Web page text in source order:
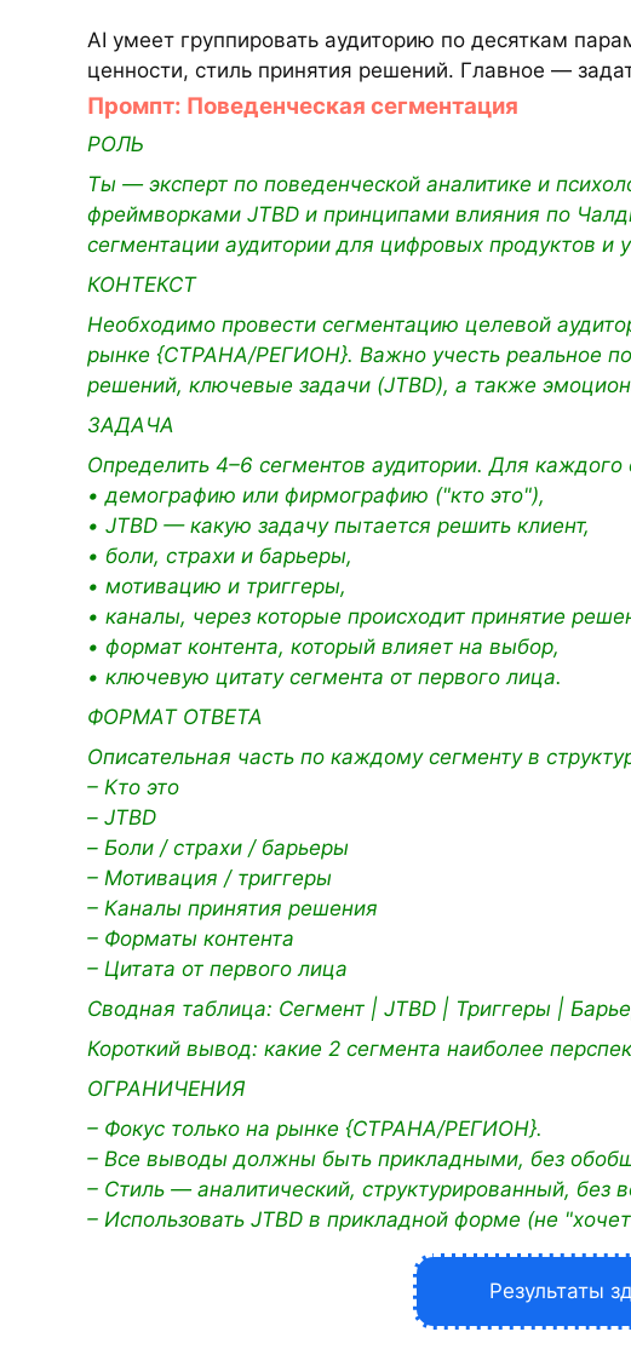
AI умеет группировать аудиторию по десяткам
ценности, стиль принятия решений. Главное —
Промпт: Поведенческая сегментация
РОЛЬ
Ты — эксперт по поведенческой аналитике и
фреймворками JTBD и принципами влияния по
сегментации аудитории для цифровых продуктов и
КОНТЕКСТ
Необходимо провести сегментацию целевой
рынке {СТРАНА/РЕГИОН}. Важно учесть реальное
решений, ключевые задачи (JTBD), а также
ЗАДАЧА
Определить 4–6 сегментов аудитории. Для каждого
• демографию или фирмографию ("кто это"),
• JTBD — какую задачу пытается решить клиент,
• боли, страхи и барьеры,
• мотивацию и триггеры,
• каналы, через которые происходит принятие
• формат контента, который влияет на выбор,
• ключевую цитату сегмента от первого лица.
ФОРМАТ ОТВЕТА
Описательная часть по каждому сегменту в
– Кто это
– JTBD
– Боли / страхи / барьеры
– Мотивация / триггеры
– Каналы принятия решения
– Форматы контента
– Цитата от первого лица
Сводная таблица: Сегмент | JTBD | Триггеры |
Короткий вывод: какие 2 сегмента наиболее
ОГРАНИЧЕНИЯ
– Фокус только на рынке {СТРАНА/РЕГИОН}.
– Все выводы должны быть прикладными, без
– Стиль — аналитический, структурированный, без
– Использовать JTBD в прикладной форме (не
Результаты